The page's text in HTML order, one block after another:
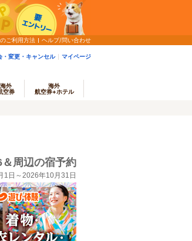
ご利用方法 ヘルプ/問い合わせ
・変更・キャンセル マイページ
海外
空券
海外
航空券+ホテル
周辺の宿予約
1日～2026年10月31日